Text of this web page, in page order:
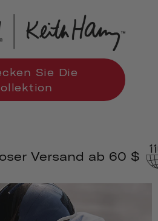
Sie Die
ab 60 $ 110